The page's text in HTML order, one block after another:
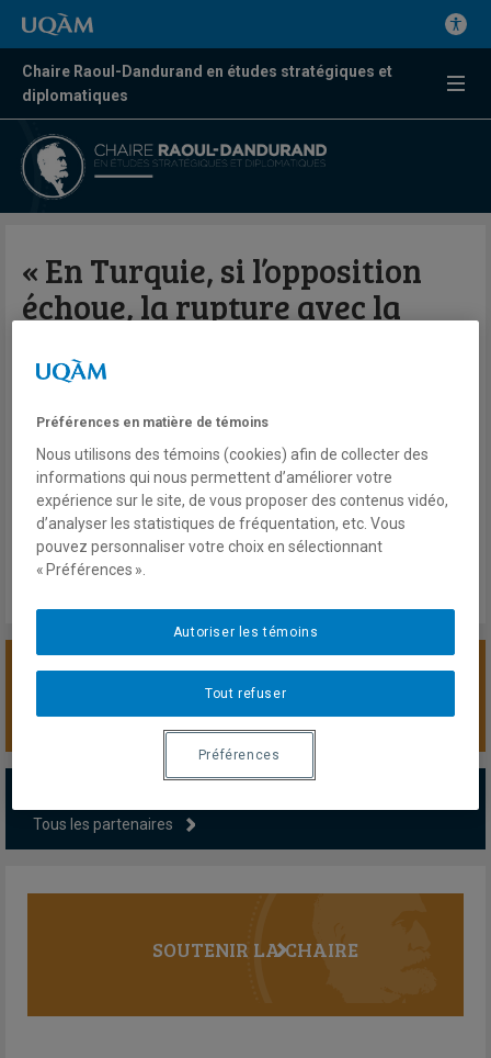
Chaire Raoul-Dandurand en études stratégiques et
diplomatiques
« En Turquie, si l’opposition
échoue, la rupture avec la
définitive »
Presse
La Croix
Lundi 24 mars 2025
Lien externe
SOUTENIR LA CHAIRE
PARTENAIRES MAJEURS
Tous les partenaires
SOUTENIR LA CHAIRE
Préférences en matière de témoins
Nous utilisons des témoins (cookies) afin de collecter des
informations qui nous permettent d’améliorer votre
expérience sur le site, de vous proposer des contenus vidéo,
d’analyser les statistiques de fréquentation, etc. Vous
pouvez personnaliser votre choix en sélectionnant
« Préférences ».
Tout refuser
Autoriser les témoins
Préférences